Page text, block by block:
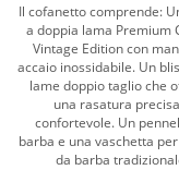
Il cofanetto comprende:
a doppia lama Premium
Vintage Edition con
accaio inossidabile. Un
lame doppio taglio che
una rasatura
confortevole. Un
barba e una vaschetta
da barba